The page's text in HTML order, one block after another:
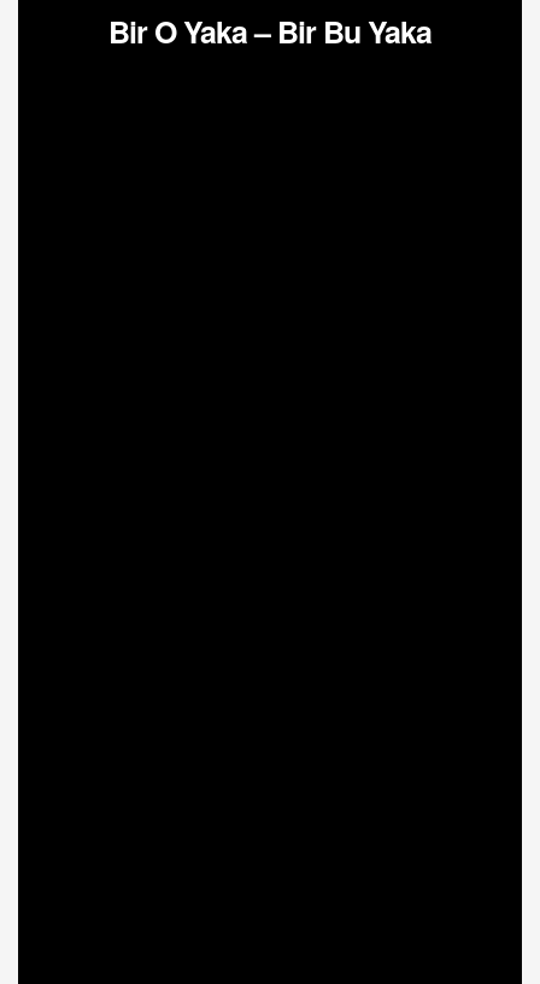
Bir O Yaka – Bir Bu Yaka